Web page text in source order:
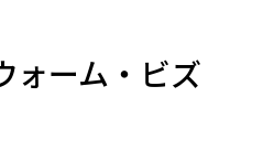
ォーム・ビズ